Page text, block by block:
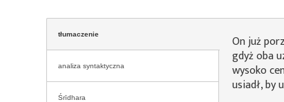
tłumaczenie
analiza syntaktyczna
Śrīdhara
On już
gdyż oba
wysoko
usiadł, by